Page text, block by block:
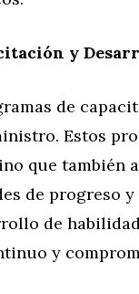
y
de
Estos
que también
de progreso
de
y